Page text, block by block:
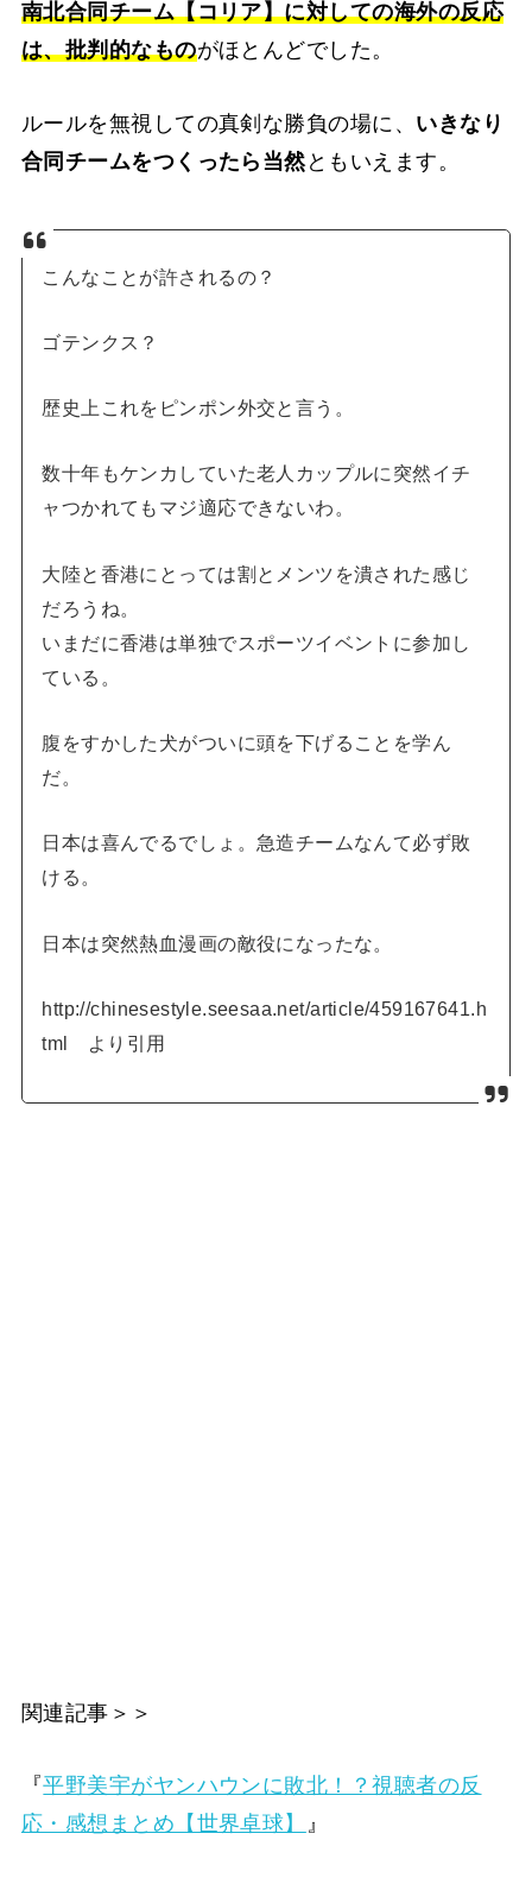
南北合同チーム【コリア】に対しての海外の反応
は、批判的なものがほとんどでした。
ルールを無視しての真剣な勝負の場に、 いきなり
合同チームをつくったら当然ともいえます。
こんなことが許されるの？
ゴテンクス？
歴史上これをピンポン外交と言う。
数十年もケンカしていた老人カップルに突然イチ
ャつかれてもマジ適応できないわ。
大陸と香港にとっては割とメンツを潰された感じ
だろうね。
いまだに香港は単独でスポーツイベントに参加し
ている。
腹をすかした犬がついに頭を下げることを学ん
だ。
日本は喜んでるでしょ。急造チームなんて必ず敗
ける。
日本は突然熱血漫画の敵役になったな。
http://chinesestyle.seesaa.net/article/459167641.h
tml より引用
関連記事＞＞
『平野美宇がヤンハウンに敗北！？視聴者の反
応・感想まとめ【世界卓球】
』